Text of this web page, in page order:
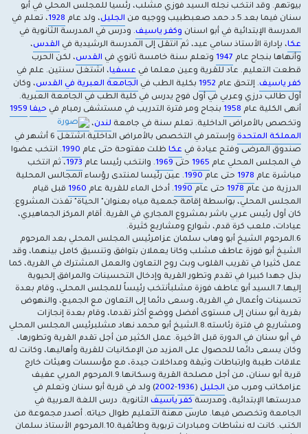
بيوتهم. وقد انتخب نجله السيد فوزي مشلب، رئسيا للمجلس المحلي في أبو
سنان فيما بعد.5.د.حمد صعبطبيب ووجيه من
الجليل، ولد عام 1928 ، تعلم في
المدرسة الإبتدائية في أبو اسنان وكفر ياسيف. ودرس في المدرسة الثانوية في
عكا، بإدارة الأستاذ سامي عيد، ثم انتقل إلى المدرسة الرشيدية في القدس،
وأنهاها بنجاح عام 1947 وتعلم سنة خامسة ثانوي في القدس، لكن الحرب
قطعت التعليم. عاد للقرية وعين معلما في عسفيا، اشتغل سنتين. علم في
كفر ياسيف. إلتحق عام 1952 بكلية الطب في الجامعة العبرية في القدس، وكان
أول طالب درزي وعربي في أول فوج يدرس في كلية الطب في الجامعة العبرية.
أنهى الكلية عام 1958 بنجاح ومر فترة التدريب في مستشفى رمبام في حيفا 1959
وتخصص بالأمراض الداخلية. تعلم سنة في جامعة لندن،
المملكة المتحدة
وإستمر في التخصص بالأمراض الداخلية.اشتغل 6 أشهر في
صندوق المرضى وفتح عيادة في عكا ظلت مفتوحة حتى عام 1990 . انتخب عضوا
في المجلس المحلي عام 1965 حتى 1969 . وانتخب رئيسا عام 1973 ، ثم انتخب
مباشرة عام 1978 حتى عام 1990 . عين رئيسا لمنتدى رؤساء المجالس المحلية
الدرزية من عام 1978 حتى عام 1990 . أدخل الماء للقرية عام 1960 قبل قيام
المجلس المحلي، بواسطة إقامة جمعية مياه بعنوان" الحياة" نفذت المشروع.
كان أول رئيس عربي باشر بمشروع المجاري في القرية. أقام المركز الجماهيري،
عيادات، ملعب كرة قدم، شوارع ومشاريع كثيرة.
6.المرحوم الشيخ أبو وهاب سلمان عزامرئيس المجلس المحلي بعد المرحوم
الشيخ أبو فوزة عاطف مشلب وكانا يعملان بتوافق وتنسيق كامل بينهما، وقد
عمل كثيرا في تقريب القلوب وبث روح التعاون والعمل المشترك في القرية، كما
بذل جهدا كبيرا في تقدم وتطور القرية وإدخال التحسينات والمرافق إلحيوية
إليها.7.السيد أبو عاطف فوزة مشلبأنتخب رئيساً للمجلس المحلي، وقام بعدة
تحسينات وأعمال في القرية، وسعى دائما إلى التعاون مع الجميع، والنهوض
بقرية أبو سنان إلى مستوى أفضل ووضع أكثر تقدما، وقام بعدة إنجازات
ومشاريع في فترة رئاسته.8.الشيخ أبو محمد نهاد مشلبرئيس المجلس المحلي
في أبو سنان في الدورة قبل الأخيرة. عمل الكثير من أجل تقدم القرية وتطورها،
وكان يسعى دائما للحصول على المزيد من الإمكانيات للقرية وأهاليها، وكانت له
علاقات طيبة وارتباطات وثيقة ومداخلات جيدة، مع مؤسسات وهيئات خارج
قرية أبو سنان، من أجل مصلحة القرية وسكانها.9.المرحوم المربي عفيف
عزامكاتب ومرب من الجليل (
1936
-
2002) ولد في قرية أبو سنان وتعلم في
مدرستها الإبتدائية، ومدرسة كفر ياسيف الثانوية. درس اللغة العربية في
الجامعة وتخصص فيها. مارس مهنة التعليم طوال حياته. أصدر مجموعة من
الكتب. كانت له نشاطات ومبادرات تربوية وطائفية.10.المرحوم الأستاذ سلمان